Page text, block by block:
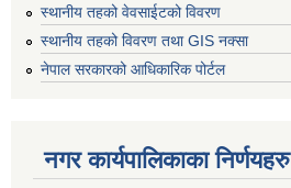
स्थानीय तहको वेवसाईटको विवरण
स्थानीय तहको विवरण तथा GIS नक्सा
नेपाल सरकारको आधिकारिक पोर्टल
नगर कार्यपालिकाका निर्णयहरु